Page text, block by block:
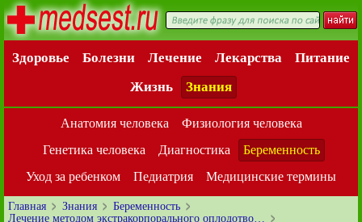
Здоровье Болезни Лечение Лекарства
Питание
Жизнь
Знания
Анатомия человека
Физиология человека
Генетика человека
Диагностика
Беременность
Уход за ребенком
Педиатрия Медицинские термины
Главная Знания
Беременность
Лечение методом экстракорпорального оплодотво…